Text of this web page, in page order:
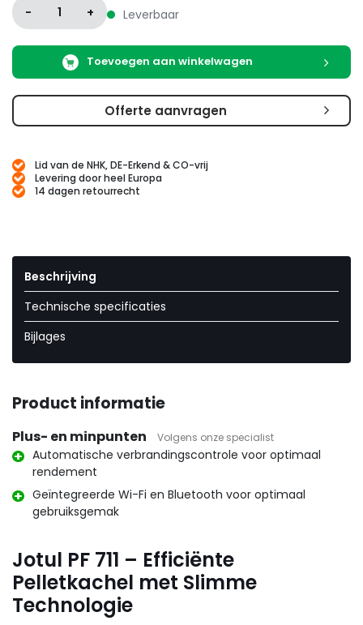
- 1 + Leverbaar
Toevoegen aan winkelwagen
Offerte aanvragen
Lid van de NHK, DE-Erkend & CO-vrij
Levering door heel Europa
14 dagen retourrecht
Beschrijving
Technische specificaties
Bijlages
Product informatie
Plus- en minpunten Volgens onze specialist
Automatische verbrandingscontrole voor optimaal
rendement
Geïntegreerde Wi-Fi en Bluetooth voor optimaal
gebruiksgemak
Jotul PF 711 – Efficiënte
Pelletkachel met Slimme
Technologie